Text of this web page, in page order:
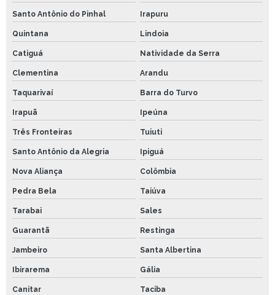
Santo Antônio do Pinhal Irapuru
Quintana Lindoia
Catiguá Natividade da Serra
Clementina Arandu
Taquarivaí Barra do Turvo
Irapuã Ipeúna
Três Fronteiras Tuiuti
Santo Antônio da Alegria Ipiguá
Nova Aliança Colômbia
Pedra Bela Taiúva
Tarabai Sales
Guarantã Restinga
Jambeiro Santa Albertina
Ibirarema Gália
Canitar Taciba